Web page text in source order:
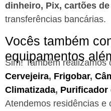
dinheiro, Pix, cartões
transferências bancárias.
Vocês também
equipamentos
Sim! Também
Cervejeira, Frigobar,
Climatizada, Purificador
Atendemos residências e